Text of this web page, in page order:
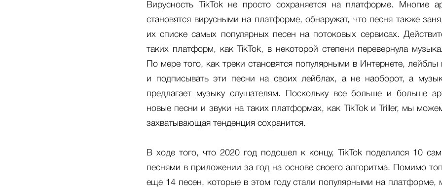
Вирусность TikTok не просто сохраняется на платформе. Многие
становятся вирусными на платформе, обнаружат, что песня также
их списке самых популярных песен на потоковых сервисах.
таких платформ, как TikTok, в некоторой степени перевернула
По мере того, как треки становятся популярными в Интернете,
и подписывать эти песни на своих лейблах, а не наоборот, а
предлагает музыку слушателям. Поскольку все больше и больше
новые песни и звуки на таких платформах, как TikTok и Triller, мы
захватывающая тенденция сохранится.
В ходе того, что 2020 год подошел к концу, TikTok поделился 10
песнями в приложении за год на основе своего алгоритма. Помимо
еще 14 песен, которые в этом году стали популярными на платформе,